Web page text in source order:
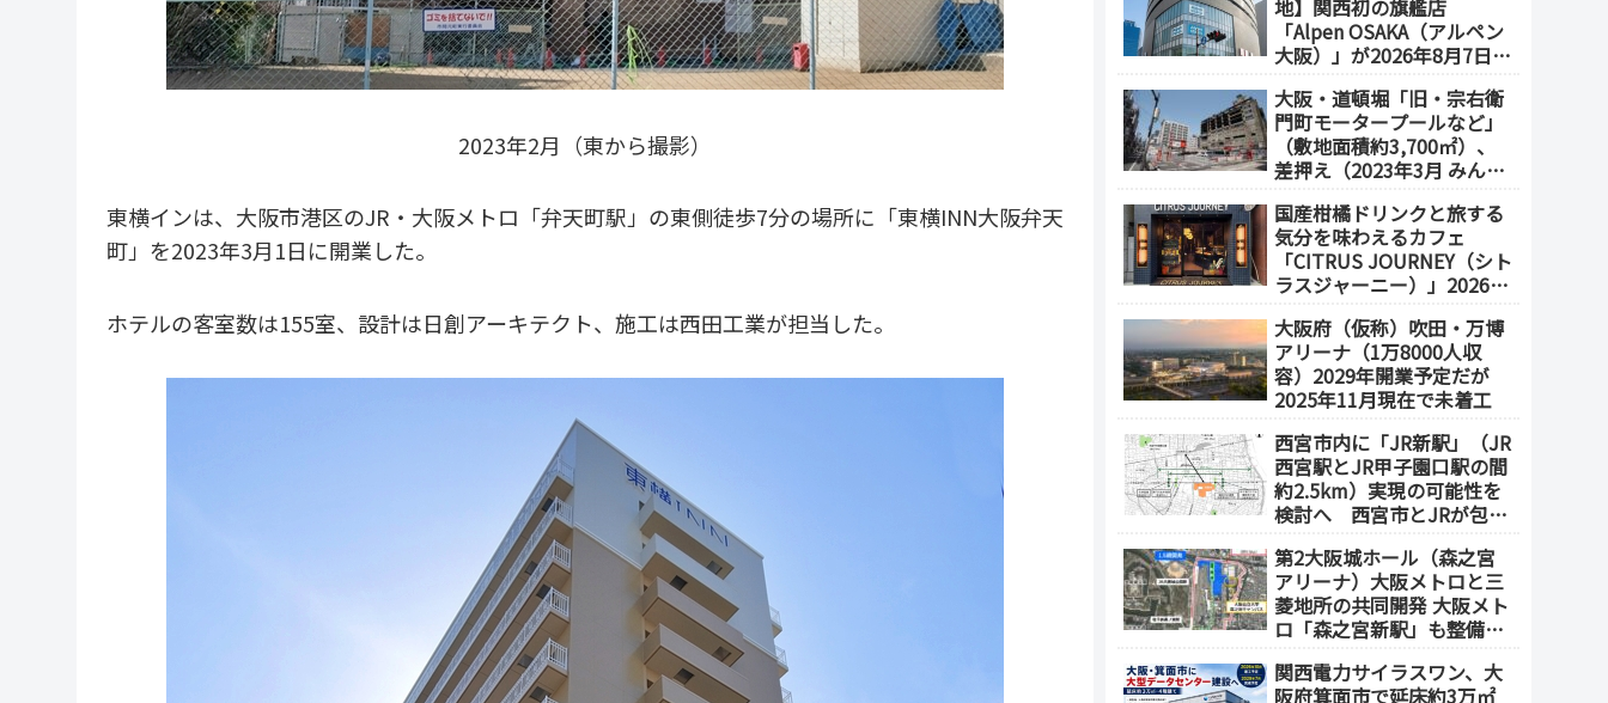
2023年2月（東から撮影）
東横インは、大阪市港区のJR・大阪メトロ「弁天町駅」の東側徒歩7分の場所に「東横INN大阪弁天
町」を2023年3月1日に開業した。
ホテルの客室数は155室、設計は日創アーキテクト、施工は西田工業が担当した。
地】関西初の旗艦店
「Alpen OSAKA（アルペン
大阪）」が2026年8月7日オ
の体験型スポーツ専門店が
誕生
大阪・道頓堀「旧・宗右衛
門町モータープールなど」
（敷地面積約3,700㎡）、
差押え（2023年3月 みんな
得）
国産柑橘ドリンクと旅する
気分を味わえるカフェ
「CITRUS JOURNEY（シト
ラスジャーニー）」2026年
メトロ「本町駅」徒歩1
分）
大阪府（仮称）吹田・万博
アリーナ（1万8000人収
容）2029年開業予定だが
2025年11月現在で未着工
西宮市内に「JR新駅」（JR
西宮駅とJR甲子園口駅の間
約2.5km）実現の可能性を
検討へ 西宮市とJRが包括
町外工場等跡地）
第2大阪城ホール（森之宮
アリーナ）大阪メトロと三
菱地所の共同開発 大阪メト
ロ「森之宮新駅」も整備へ
度以降の開業（大阪城東部
関西電力サイラスワン、大
阪府箕面市で延床約3万㎡